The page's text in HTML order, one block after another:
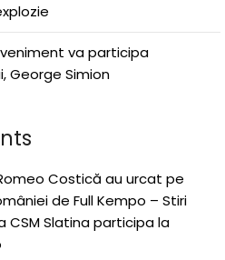
va participa
George Simion
Costică au urcat pe
de Full Kempo – Stiri
CSM Slatina participa la